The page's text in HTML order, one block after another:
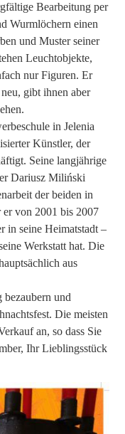
Bearbeitung per
Wurmlöchern einen
und Muster seiner
Leuchtobjekte,
nur Figuren. Er
gibt ihnen aber
in Jelenia
Künstler, der
Seine langjährige
Dariusz Miliński
der beiden in
er von 2001 bis 2007
in seine Heimatstadt –
Werkstatt hat. Die
aus
bezaubern und
Die meisten
an, so dass Sie
Ihr Lieblingsstück